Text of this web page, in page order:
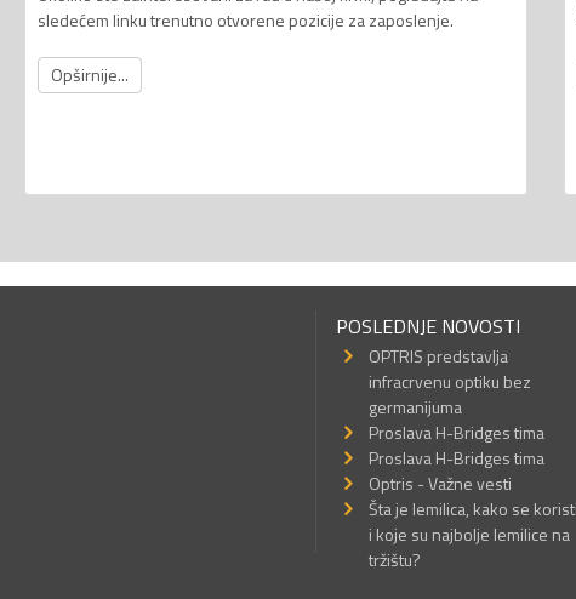
sledećem linku trenutno otvorene pozicije za zaposlenje.
Opširnije...
POSLEDNJE NOVOSTI
OPTRIS predstavlja
infracrvenu optiku bez
germanijuma
Proslava H-Bridges tima
Proslava H-Bridges tima
Optris - Važne vesti
Šta je lemilica, kako se koristi
i koje su najbolje lemilice na
tržištu?